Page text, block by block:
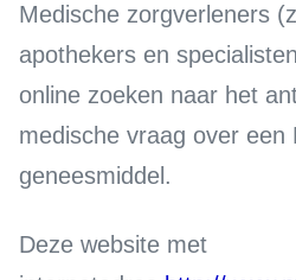
Medische zorgverleners
apothekers en
online zoeken naar het
medische vraag over een
geneesmiddel.
Deze website met